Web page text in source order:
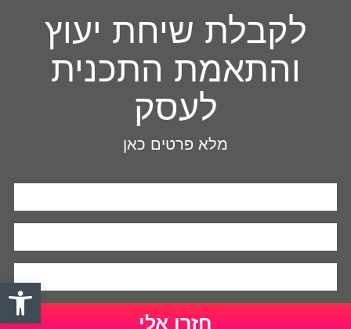
פתח
לקבלת שיחת יעוץ
והתאמת התכנית
לעסק
מלא פרטים כאן